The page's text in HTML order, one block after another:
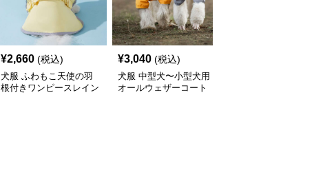
¥2,660 (税込)
犬服 ふわもこ天使の羽
根付きワンピースレイン
¥3,040 (税込)
犬服 中型犬〜小型犬用
オールウェザーコート